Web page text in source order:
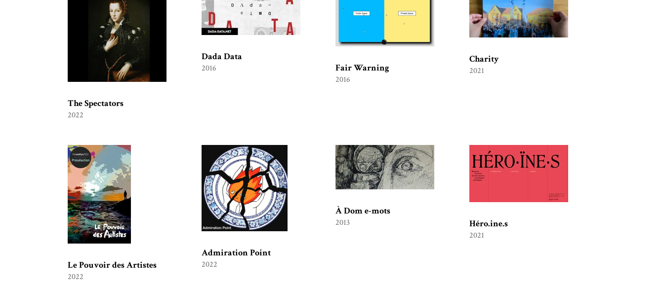
The Spectators
2022
Dada Data
2016 Fair Warning
2016
Charity
2021
Le Pouvoir des Artistes
2022
Admiration Point
2022
À Dom e-mots
2013 Héro.ine.s
2021